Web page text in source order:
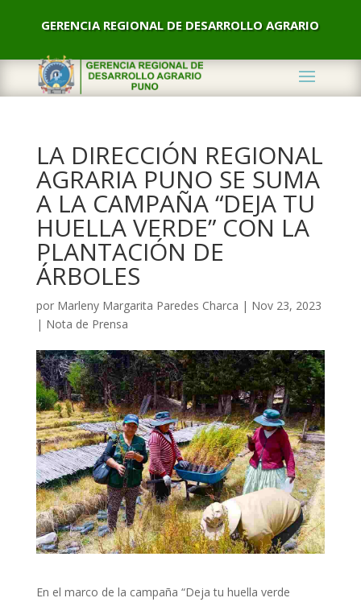
GERENCIA REGIONAL DE DESARROLLO AGRARIO
LA DIRECCIÓN REGIONAL
AGRARIA PUNO SE SUMA
A LA CAMPAÑA “DEJA TU
HUELLA VERDE” CON LA
PLANTACIÓN DE
ÁRBOLES
por Marleny Margarita Paredes Charca | Nov 23, 2023
| Nota de Prensa
En el marco de la campaña “Deja tu huella verde